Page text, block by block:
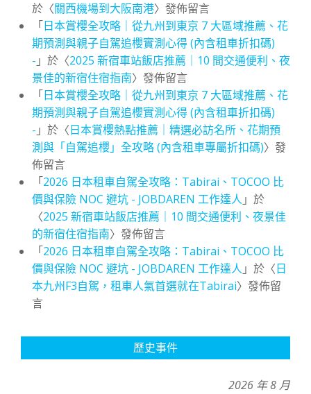
於〈關西機場到大阪南港〉發佈留言
「日本賞櫻全攻略｜從九州到東京 7 大區域推薦、花
期預測與親子自駕追櫻實測心得 (內含租車折扣碼)
- 」於〈2025 新宿車站飯店推薦｜10 間交通便利、夜
景佳的新宿住宿指南〉發佈留言
「日本賞櫻全攻略｜從九州到東京 7 大區域推薦、花
期預測與親子自駕追櫻實測心得 (內含租車折扣碼)
- 」於〈日本賞櫻熱點推薦｜精選必訪名所、花期預
測與「自駕追櫻」全攻略 (內含租車專屬折扣碼)〉發
佈留言
「2026 日本租車自駕全攻略：Tabirai、TOCOO 比
價與保險 NOC 避坑 - JOBDAREN 工作達人 」於
〈2025 新宿車站飯店推薦｜10 間交通便利、夜景佳
的新宿住宿指南〉發佈留言
「2026 日本租車自駕全攻略：Tabirai、TOCOO 比
價與保險 NOC 避坑 - JOBDAREN 工作達人 」於〈日
本九州F3自駕，租車人氣首選就在Tabirai〉發佈留
言
歷史事件
2026 年 8 月